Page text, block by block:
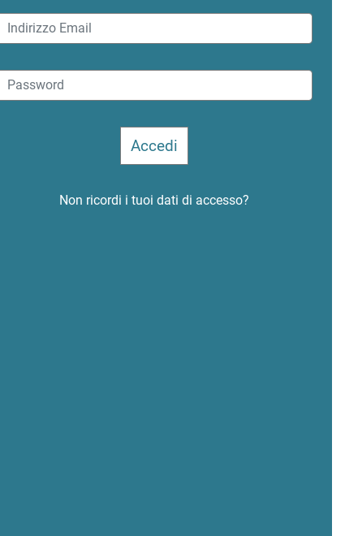
Non ricordi i tuoi dati di accesso?